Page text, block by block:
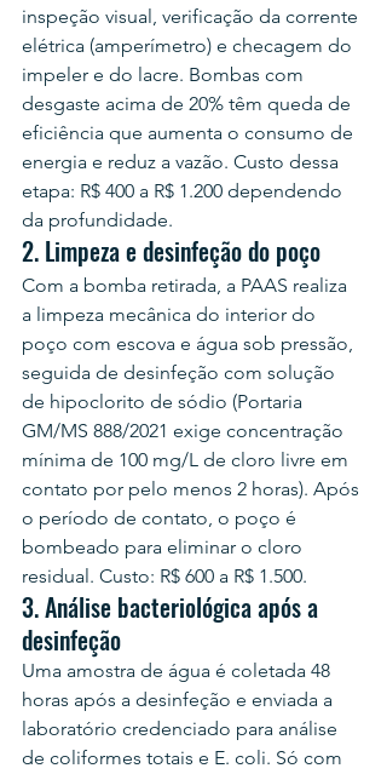
inspeção visual, verificação da corrente
elétrica (amperímetro) e checagem do
impeler e do lacre. Bombas com
desgaste acima de 20% têm queda de
eficiência que aumenta o consumo de
energia e reduz a vazão. Custo dessa
etapa: R$ 400 a R$ 1.200 dependendo
da profundidade.
2. Limpeza e desinfeção do poço
Com a bomba retirada, a PAAS realiza
a limpeza mecânica do interior do
poço com escova e água sob pressão,
seguida de desinfeção com solução
de hipoclorito de sódio (Portaria
GM/MS 888/2021 exige concentração
mínima de 100 mg/L de cloro livre em
contato por pelo menos 2 horas). Após
o período de contato, o poço é
bombeado para eliminar o cloro
residual. Custo: R$ 600 a R$ 1.500.
3. Análise bacteriológica após a
desinfeção
Uma amostra de água é coletada 48
horas após a desinfeção e enviada a
laboratório credenciado para análise
de coliformes totais e E. coli. Só com